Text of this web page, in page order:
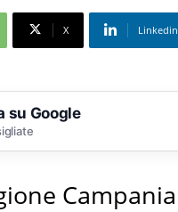
X Linkedin
su Google
Campania